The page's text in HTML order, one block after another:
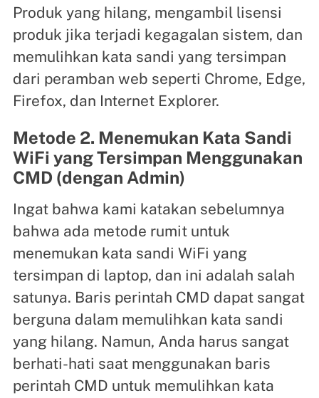
Produk yang hilang, mengambil lisensi
produk jika terjadi kegagalan sistem, dan
memulihkan kata sandi yang tersimpan
dari peramban web seperti Chrome, Edge,
Firefox, dan Internet Explorer.
Metode 2. Menemukan Kata Sandi
WiFi yang Tersimpan Menggunakan
CMD (dengan Admin)
Ingat bahwa kami katakan sebelumnya
bahwa ada metode rumit untuk
menemukan kata sandi WiFi yang
tersimpan di laptop, dan ini adalah salah
satunya. Baris perintah CMD dapat sangat
berguna dalam memulihkan kata sandi
yang hilang. Namun, Anda harus sangat
berhati-hati saat menggunakan baris
perintah CMD untuk memulihkan kata